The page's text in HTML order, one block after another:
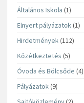
Általános Iskola (1)
Elnyert pályázatok(1)
Hirdetmények(112)
Közétkeztetés (5)
Óvoda és Bölcsőde (4)
Pályázatok(9)